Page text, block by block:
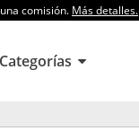
comisión. Más detalles.
Categorías